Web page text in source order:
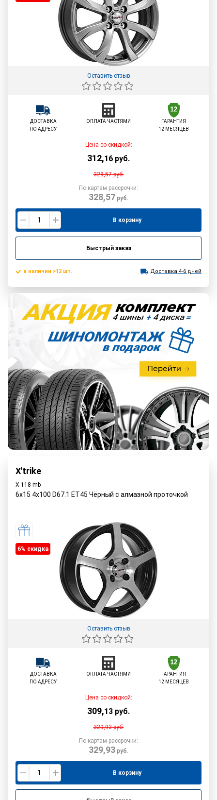
Оставить отзыв
ДОСТАВКА
ПО АДРЕСУ
ОПЛАТА ЧАСТЯМИ
ГАРАНТИЯ
12 МЕСЯЦЕВ
Цена со скидкой:
312,16 руб.
328,57руб.
По картам рассрочки:
328,57 руб.
В корзину
Быстрый заказ
в наличии >12 шт. Доставка 4-6 дней
X'trike
X-118-mb
6x15 4x100 D67.1 ET45 Чёрный с алмазной проточкой
6% cкидка
Оставить отзыв
ДОСТАВКА
ПО АДРЕСУ
ОПЛАТА ЧАСТЯМИ
ГАРАНТИЯ
12 МЕСЯЦЕВ
Цена со скидкой:
309,13 руб.
329,93руб.
По картам рассрочки:
329,93руб.
В корзину